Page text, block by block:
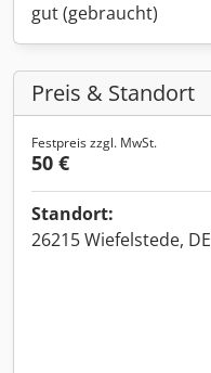
gut (gebraucht)
Preis & Standort
Festpreis zzgl. MwSt.
50 €
Standort:
26215 Wiefelstede, DE